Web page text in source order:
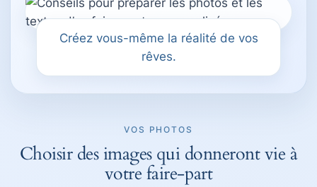
Créez vous-même la réalité de vos
rêves.
VOS PHOTOS
Choisir des images qui donneront vie à
votre faire-part